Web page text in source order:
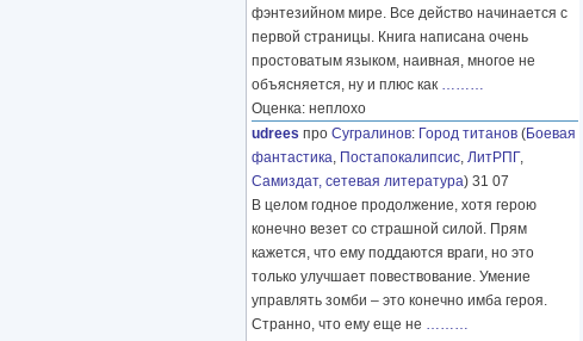
фэнтезийном мире. Все действо начинается с
первой страницы. Книга написана очень
простоватым языком, наивная, многое не
объясняется, ну и плюс как ………
Оценка: неплохо
udrees про Сугралинов: Город титанов (Боевая
фантастика, Постапокалипсис, ЛитРПГ,
Самиздат, сетевая литература) 31 07
В целом годное продолжение, хотя герою
конечно везет со страшной силой. Прям
кажется, что ему поддаются враги, но это
только улучшает повествование. Умение
управлять зомби – это конечно имба героя.
Странно, что ему еще не ………